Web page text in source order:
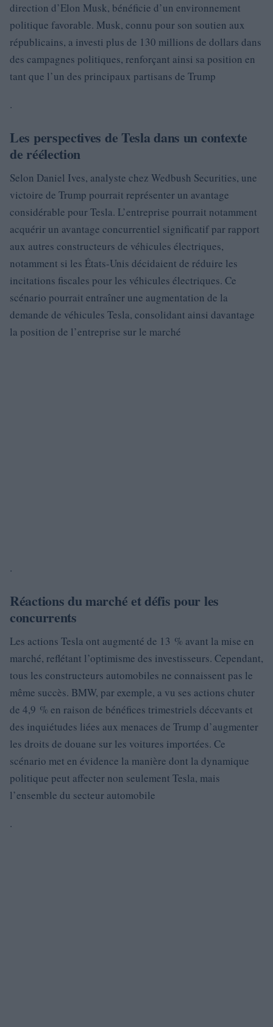
direction d’Elon Musk, bénéficie d’un environnement
politique favorable. Musk, connu pour son soutien aux
républicains, a investi plus de 130 millions de dollars dans
des campagnes politiques, renforçant ainsi sa position en
tant que l’un des principaux partisans de Trump
.
Les perspectives de Tesla dans un contexte
de réélection
Selon Daniel Ives, analyste chez Wedbush Securities, une
victoire de Trump pourrait représenter un avantage
considérable pour Tesla. L’entreprise pourrait notamment
acquérir un avantage concurrentiel significatif par rapport
aux autres constructeurs de véhicules électriques,
notamment si les États-Unis décidaient de réduire les
incitations fiscales pour les véhicules électriques. Ce
scénario pourrait entraîner une augmentation de la
demande de véhicules Tesla, consolidant ainsi davantage
la position de l’entreprise sur le marché
.
Réactions du marché et défis pour les
concurrents
Les actions Tesla ont augmenté de 13 % avant la mise en
marché, reflétant l’optimisme des investisseurs. Cependant,
tous les constructeurs automobiles ne connaissent pas le
même succès. BMW, par exemple, a vu ses actions chuter
de 4,9 % en raison de bénéfices trimestriels décevants et
des inquiétudes liées aux menaces de Trump d’augmenter
les droits de douane sur les voitures importées. Ce
scénario met en évidence la manière dont la dynamique
politique peut affecter non seulement Tesla, mais
l’ensemble du secteur automobile
.